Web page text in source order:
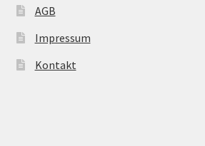
AGB
Impressum
Kontakt